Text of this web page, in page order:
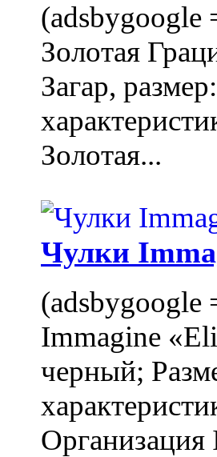
Золотая
Загар,
Золотая...
Чулки
Immagine
черный;